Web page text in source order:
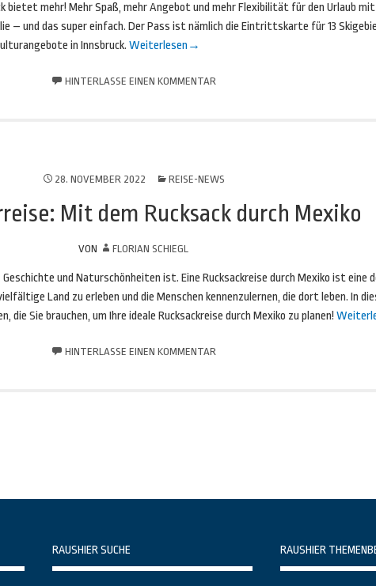
bietet mehr! Mehr Spaß, mehr Angebot und mehr Flexibilität für den Urlaub mit
– und das super einfach. Der Pass ist nämlich die Eintrittskarte für 13
in Innsbruck. Weiterlesen →
HINTERLASSE EINEN KOMMENTAR
28. NOVEMBER 2022 REISE-NEWS
Mit dem Rucksack durch Mexiko
VON FLORIAN SCHIEGL
und Naturschönheiten ist. Eine Rucksackreise durch Mexiko ist eine
Land zu erleben und die Menschen kennenzulernen, die dort leben. In
die Sie brauchen, um Ihre ideale Rucksackreise durch Mexiko zu planen!
HINTERLASSE EINEN KOMMENTAR
RAUSHIER SUCHE RAUSHIER